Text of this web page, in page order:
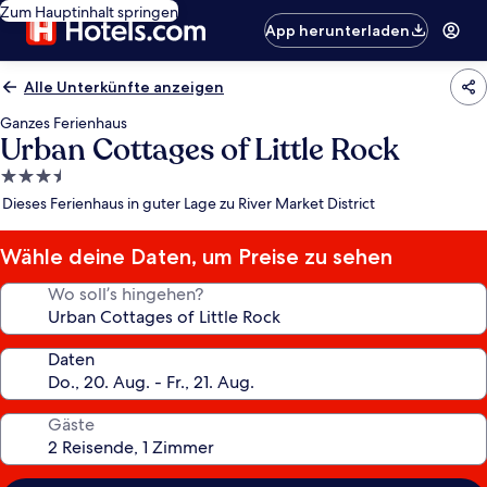
Zum Hauptinhalt springen
App herunterladen
Alle Unterkünfte anzeigen
Ganzes Ferienhaus
Urban Cottages of Little Rock
3.5-
Sterne-
Dieses Ferienhaus in guter Lage zu River Market District
Wähle deine Daten, um Preise zu sehen
Wo soll’s hingehen?
Daten
Gäste